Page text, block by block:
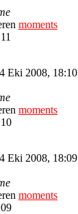
moments
Eki 2008, 18:10
moments
Eki 2008, 18:09
moments